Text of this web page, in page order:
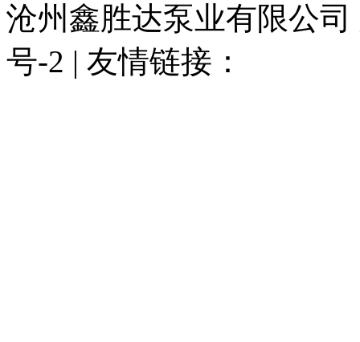
沧州鑫胜达泵业有限公司
号-2 | 友情链接：